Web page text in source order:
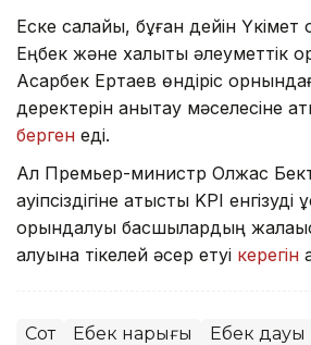
Еске салайық, бұған дейін
Еңбек және халықты әлеуметтік
Асқарбек Ертаев өндіріс
деректерін анықтау мәселесіне
берген еді.
Ал Премьер-министр Олжас
қауіпсіздігіне қатысты KPI
орындалуы басшылардың
қалуына тікелей әсер етуі керегін
Сот Еңбек нарығы Еңбек дауы